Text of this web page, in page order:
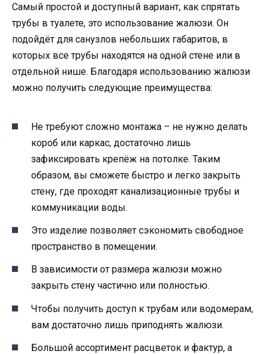
Самый простой и доступный вариант, как спрятать
трубы в туалете, это использование жалюзи. Он
подойдёт для санузлов небольших габаритов, в
которых все трубы находятся на одной стене или в
отдельной нише. Благодаря использованию жалюзи
можно получить следующие преимущества:
Не требуют сложно монтажа – не нужно делать
короб или каркас, достаточно лишь
зафиксировать крепёж на потолке. Таким
образом, вы сможете быстро и легко закрыть
стену, где проходят канализационные трубы и
коммуникации воды.
Это изделие позволяет сэкономить свободное
пространство в помещении.
В зависимости от размера жалюзи можно
закрыть стену частично или полностью.
Чтобы получить доступ к трубам или водомерам,
вам достаточно лишь приподнять жалюзи.
Большой ассортимент расцветок и фактур, а